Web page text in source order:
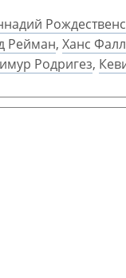
Рейман, Ханс
Родригез,